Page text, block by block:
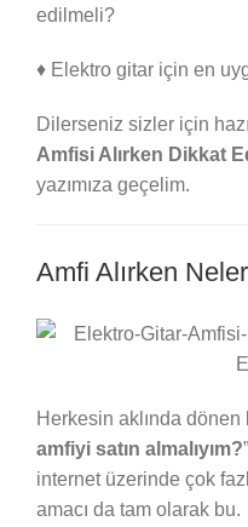
edilmeli?
♦ Elektro gitar için en
Dilerseniz sizler için
Amfisi Alırken Dikkat
yazımıza geçelim.
Amfi Alırken
Herkesin aklında dönen
amfiyi satın almalıyım?
internet üzerinde çok
amacı da tam olarak bu.